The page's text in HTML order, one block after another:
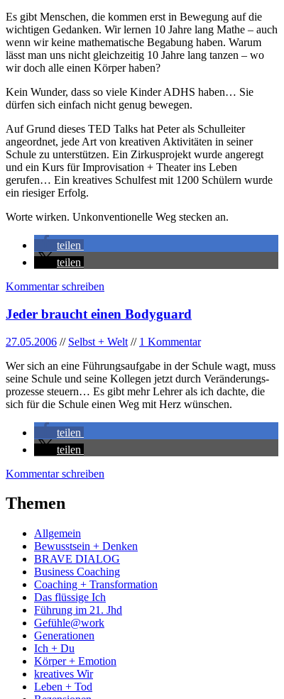
Es gibt Menschen, die kommen erst in Bewegung auf die
wichtigen Gedanken. Wir lernen 10 Jahre lang Mathe – auch
wenn wir keine mathematische Begabung haben. Warum
lässt man uns nicht gleichzeitig 10 Jahre lang tanzen – wo
wir doch alle einen Körper haben?
Kein Wunder, dass so viele Kinder ADHS haben… Sie
dürfen sich einfach nicht genug bewegen.
Auf Grund dieses TED Talks hat Peter als Schulleiter
angeordnet, jede Art von kreativen Aktivitäten in seiner
Schule zu unterstützen. Ein Zirkusprojekt wurde angeregt
und ein Kurs für Improvisation + Theater ins Leben
gerufen… Ein kreatives Schulfest mit 1200 Schülern wurde
ein riesiger Erfolg.
Worte wirken. Unkonventionelle Weg stecken an.
teilen
teilen
Kommentar schreiben
Jeder braucht einen Bodyguard
27.05.2006 // Selbst + Welt // 1 Kommentar
Wer sich an eine Führungsaufgabe in der Schule wagt, muss
seine Schule und seine Kollegen jetzt durch Veränderungs-
prozesse steuern… Es gibt mehr Lehrer als ich dachte, die
sich für die Schule einen Weg mit Herz wünschen.
teilen
teilen
Kommentar schreiben
Themen
Allgemein
Bewusstsein + Denken
BRAVE DIALOG
Business Coaching
Coaching + Transformation
Das flüssige Ich
Führung im 21. Jhd
Gefühle@work
Generationen
Ich + Du
Körper + Emotion
kreatives Wir
Leben + Tod